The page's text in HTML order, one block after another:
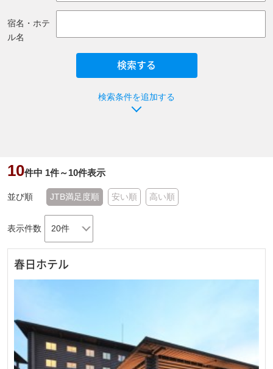
宿名・ホテ
ル名
検索条件を追加する
10件中 1件～10件表示
並び順 JTB満足度順 安い順 高い順
表示件数
春日ホテル